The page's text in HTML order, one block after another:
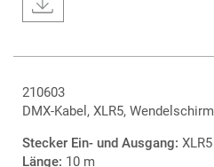
210603
DMX-Kabel, XLR5, Wendelschirm
Stecker Ein- und Ausgang: XLR5
Länge: 10 m